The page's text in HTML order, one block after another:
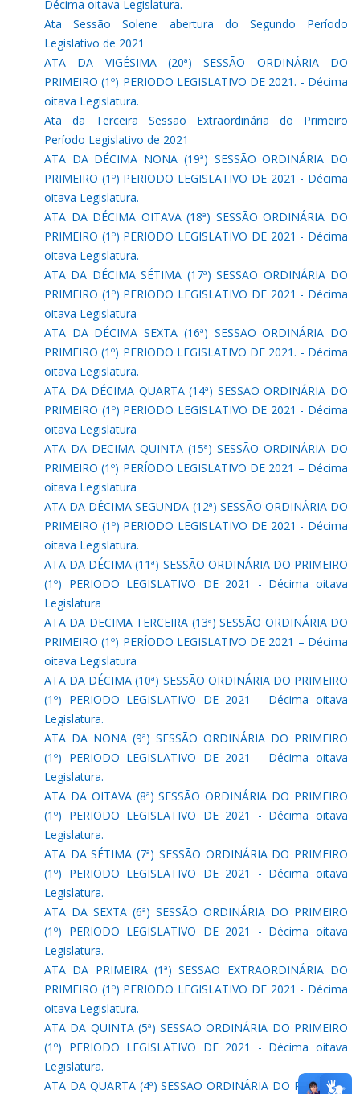
Décima oitava Legislatura.
Ata Sessão Solene abertura do Segundo Período
Legislativo de 2021
ATA DA VIGÉSIMA (20ª) SESSÃO ORDINÁRIA DO
PRIMEIRO (1º) PERIODO LEGISLATIVO DE 2021. - Décima
oitava Legislatura.
Ata da Terceira Sessão Extraordinária do Primeiro
Período Legislativo de 2021
ATA DA DÉCIMA NONA (19ª) SESSÃO ORDINÁRIA DO
PRIMEIRO (1º) PERIODO LEGISLATIVO DE 2021 - Décima
oitava Legislatura.
ATA DA DÉCIMA OITAVA (18ª) SESSÃO ORDINÁRIA DO
PRIMEIRO (1º) PERIODO LEGISLATIVO DE 2021 - Décima
oitava Legislatura.
ATA DA DÉCIMA SÉTIMA (17ª) SESSÃO ORDINÁRIA DO
PRIMEIRO (1º) PERIODO LEGISLATIVO DE 2021 - Décima
oitava Legislatura
ATA DA DÉCIMA SEXTA (16ª) SESSÃO ORDINÁRIA DO
PRIMEIRO (1º) PERIODO LEGISLATIVO DE 2021. - Décima
oitava Legislatura.
ATA DA DÉCIMA QUARTA (14ª) SESSÃO ORDINÁRIA DO
PRIMEIRO (1º) PERIODO LEGISLATIVO DE 2021 - Décima
oitava Legislatura
ATA DA DECIMA QUINTA (15ª) SESSÃO ORDINÁRIA DO
PRIMEIRO (1º) PERÍODO LEGISLATIVO DE 2021 – Décima
oitava Legislatura
ATA DA DÉCIMA SEGUNDA (12ª) SESSÃO ORDINÁRIA DO
PRIMEIRO (1º) PERIODO LEGISLATIVO DE 2021 - Décima
oitava Legislatura.
ATA DA DÉCIMA (11ª) SESSÃO ORDINÁRIA DO PRIMEIRO
(1º) PERIODO LEGISLATIVO DE 2021 - Décima oitava
Legislatura
ATA DA DECIMA TERCEIRA (13ª) SESSÃO ORDINÁRIA DO
PRIMEIRO (1º) PERÍODO LEGISLATIVO DE 2021 – Décima
oitava Legislatura
ATA DA DÉCIMA (10ª) SESSÃO ORDINÁRIA DO PRIMEIRO
(1º) PERIODO LEGISLATIVO DE 2021 - Décima oitava
Legislatura.
ATA DA NONA (9ª) SESSÃO ORDINÁRIA DO PRIMEIRO
(1º) PERIODO LEGISLATIVO DE 2021 - Décima oitava
Legislatura.
ATA DA OITAVA (8ª) SESSÃO ORDINÁRIA DO PRIMEIRO
(1º) PERIODO LEGISLATIVO DE 2021 - Décima oitava
Legislatura.
ATA DA SÉTIMA (7ª) SESSÃO ORDINÁRIA DO PRIMEIRO
(1º) PERIODO LEGISLATIVO DE 2021 - Décima oitava
Legislatura.
ATA DA SEXTA (6ª) SESSÃO ORDINÁRIA DO PRIMEIRO
(1º) PERIODO LEGISLATIVO DE 2021 - Décima oitava
Legislatura.
ATA DA PRIMEIRA (1ª) SESSÃO EXTRAORDINÁRIA DO
PRIMEIRO (1º) PERIODO LEGISLATIVO DE 2021 - Décima
oitava Legislatura.
ATA DA QUINTA (5ª) SESSÃO ORDINÁRIA DO PRIMEIRO
(1º) PERIODO LEGISLATIVO DE 2021 - Décima oitava
Legislatura.
ATA DA QUARTA (4ª) SESSÃO ORDINÁRIA DO PRIMEIRO